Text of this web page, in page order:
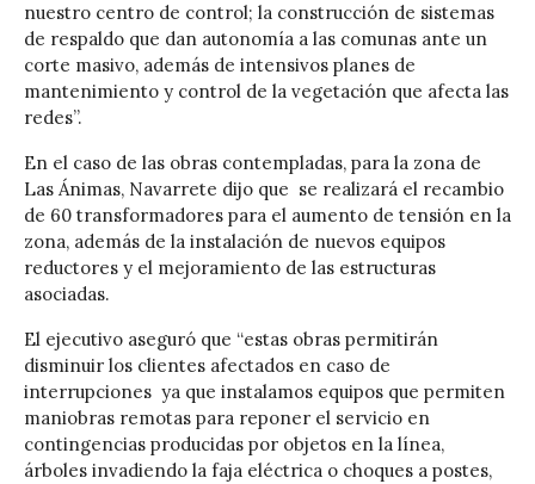
nuestro centro de control; la construcción de sistemas
de respaldo que dan autonomía a las comunas ante un
corte masivo, además de intensivos planes de
mantenimiento y control de la vegetación que afecta las
redes”.
En el caso de las obras contempladas, para la zona de
Las Ánimas, Navarrete dijo que se realizará el recambio
de 60 transformadores para el aumento de tensión en la
zona, además de la instalación de nuevos equipos
reductores y el mejoramiento de las estructuras
asociadas.
El ejecutivo aseguró que “estas obras permitirán
disminuir los clientes afectados en caso de
interrupciones ya que instalamos equipos que permiten
maniobras remotas para reponer el servicio en
contingencias producidas por objetos en la línea,
árboles invadiendo la faja eléctrica o choques a postes,